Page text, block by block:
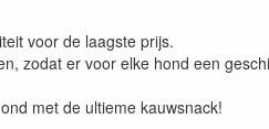
voor de laagste prijs.
zodat er voor elke hond een
met de ultieme kauwsnack!